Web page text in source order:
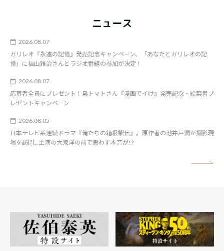
ニュース
2026.08.07
ガリレオ『永遠の記憶』発売記念キャンペーン、「あなたとガリレオの記
憶」に福山雅治さんとラジオ番組の参加が決定！
2026.08.07
応募者全員にプレゼント！鳥トマトさん『漫画でイけ』発売記念・絵葉書プ
レゼントキャンペーン
2026.08.05
日本テレビ系連続ドラマ『俺たちの箱根駅伝』。原作者の池井戸潤が撮影現
場を訪問…主演の大泉洋の前で思わず本音が!?